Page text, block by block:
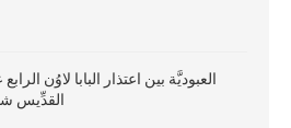
العبوديَّة بين اعتذار البابا لاوُن
القدِّيس